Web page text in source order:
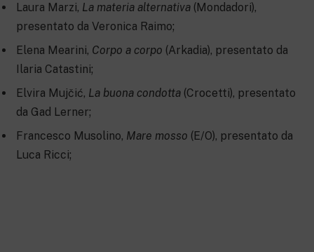
Laura Marzi, La materia alternativa (Mondadori),
presentato da Veronica Raimo;
Elena Mearini, Corpo a corpo (Arkadia), presentato da
Ilaria Catastini;
Elvira Mujčić, La buona condotta (Crocetti), presentato
da Gad Lerner;
Francesco Musolino, Mare mosso (E/O), presentato da
Luca Ricci;